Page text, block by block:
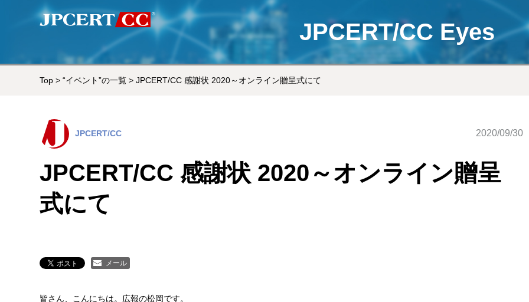
JPCERT/CC Eyes
Top >“イベント”の一覧 > JPCERT/CC 感謝状 2020～オンライン贈呈式にて
JPCERT/CC 2020/09/30
JPCERT/CC 感謝状 2020～オンライン贈呈
式にて
メール
皆さん、こんにちは。広報の松岡です。